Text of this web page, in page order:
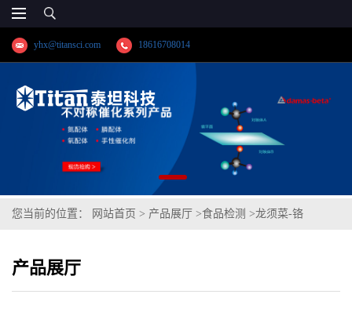
yhx@titansci.com 18616708014
您当前的位置： 网站首页 > 产品展厅 >食品检测 >龙须菜-铬
产品展厅